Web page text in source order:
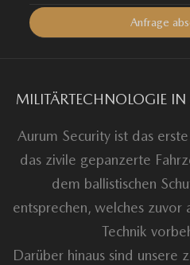
MILITÄRTECHNOLOGIE
Aurum Security ist das
das zivile gepanzerte
dem ballistischen
entsprechen, welches zuvor
Technik
Darüber hinaus sind unsere